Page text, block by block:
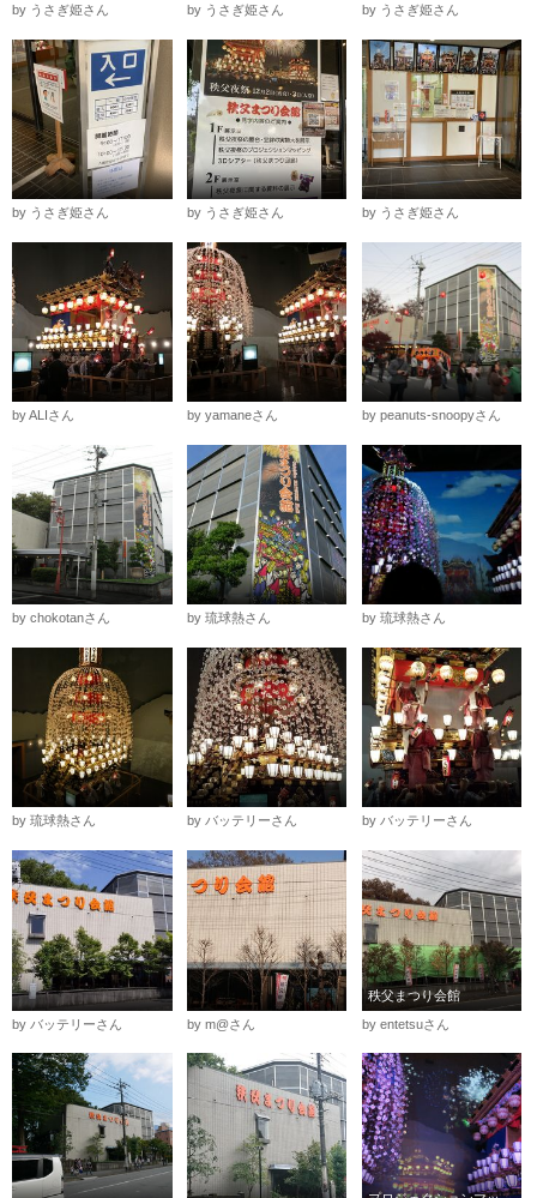
by うさぎ姫さん by うさぎ姫さん by うさぎ姫さん
by うさぎ姫さん by うさぎ姫さん by うさぎ姫さん
by ALIさん by yamaneさん by peanuts-snoopyさん
by chokotanさん by 琉球熱さん by 琉球熱さん
by 琉球熱さん by バッテリーさん by バッテリーさん
by バッテリーさん by m@さん
秩父まつり会館
by entetsuさん